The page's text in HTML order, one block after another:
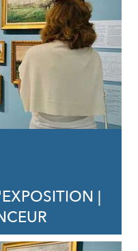
|